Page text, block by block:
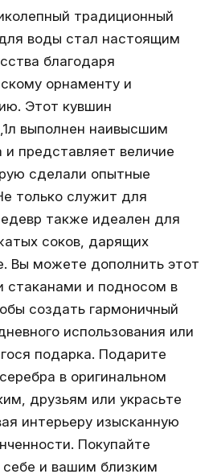
традиционный
воды стал настоящим
благодаря
орнаменту и
Этот кувшин
выполнен наивысшим
представляет величие
сделали опытные
только служит для
также идеален для
соков, дарящих
Вы можете дополнить этот
стаканами и подносом в
создать гармоничный
использования или
подарка. Подарите
в оригинальном
друзьям или украсьте
интерьеру изысканную
Покупайте
и вашим близким